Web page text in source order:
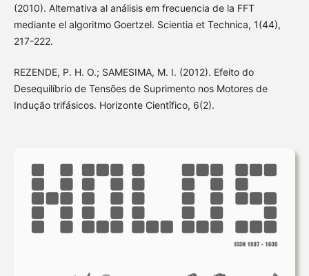
(2010). Alternativa al análisis em frecuencia de la FFT
mediante el algoritmo Goertzel. Scientia et Technica, 1(44),
217-222.
REZENDE, P. H. O.; SAMESIMA, M. I. (2012). Efeito do
Desequilíbrio de Tensões de Suprimento nos Motores de
Indução trifásicos. Horizonte Cientîfico, 6(2).